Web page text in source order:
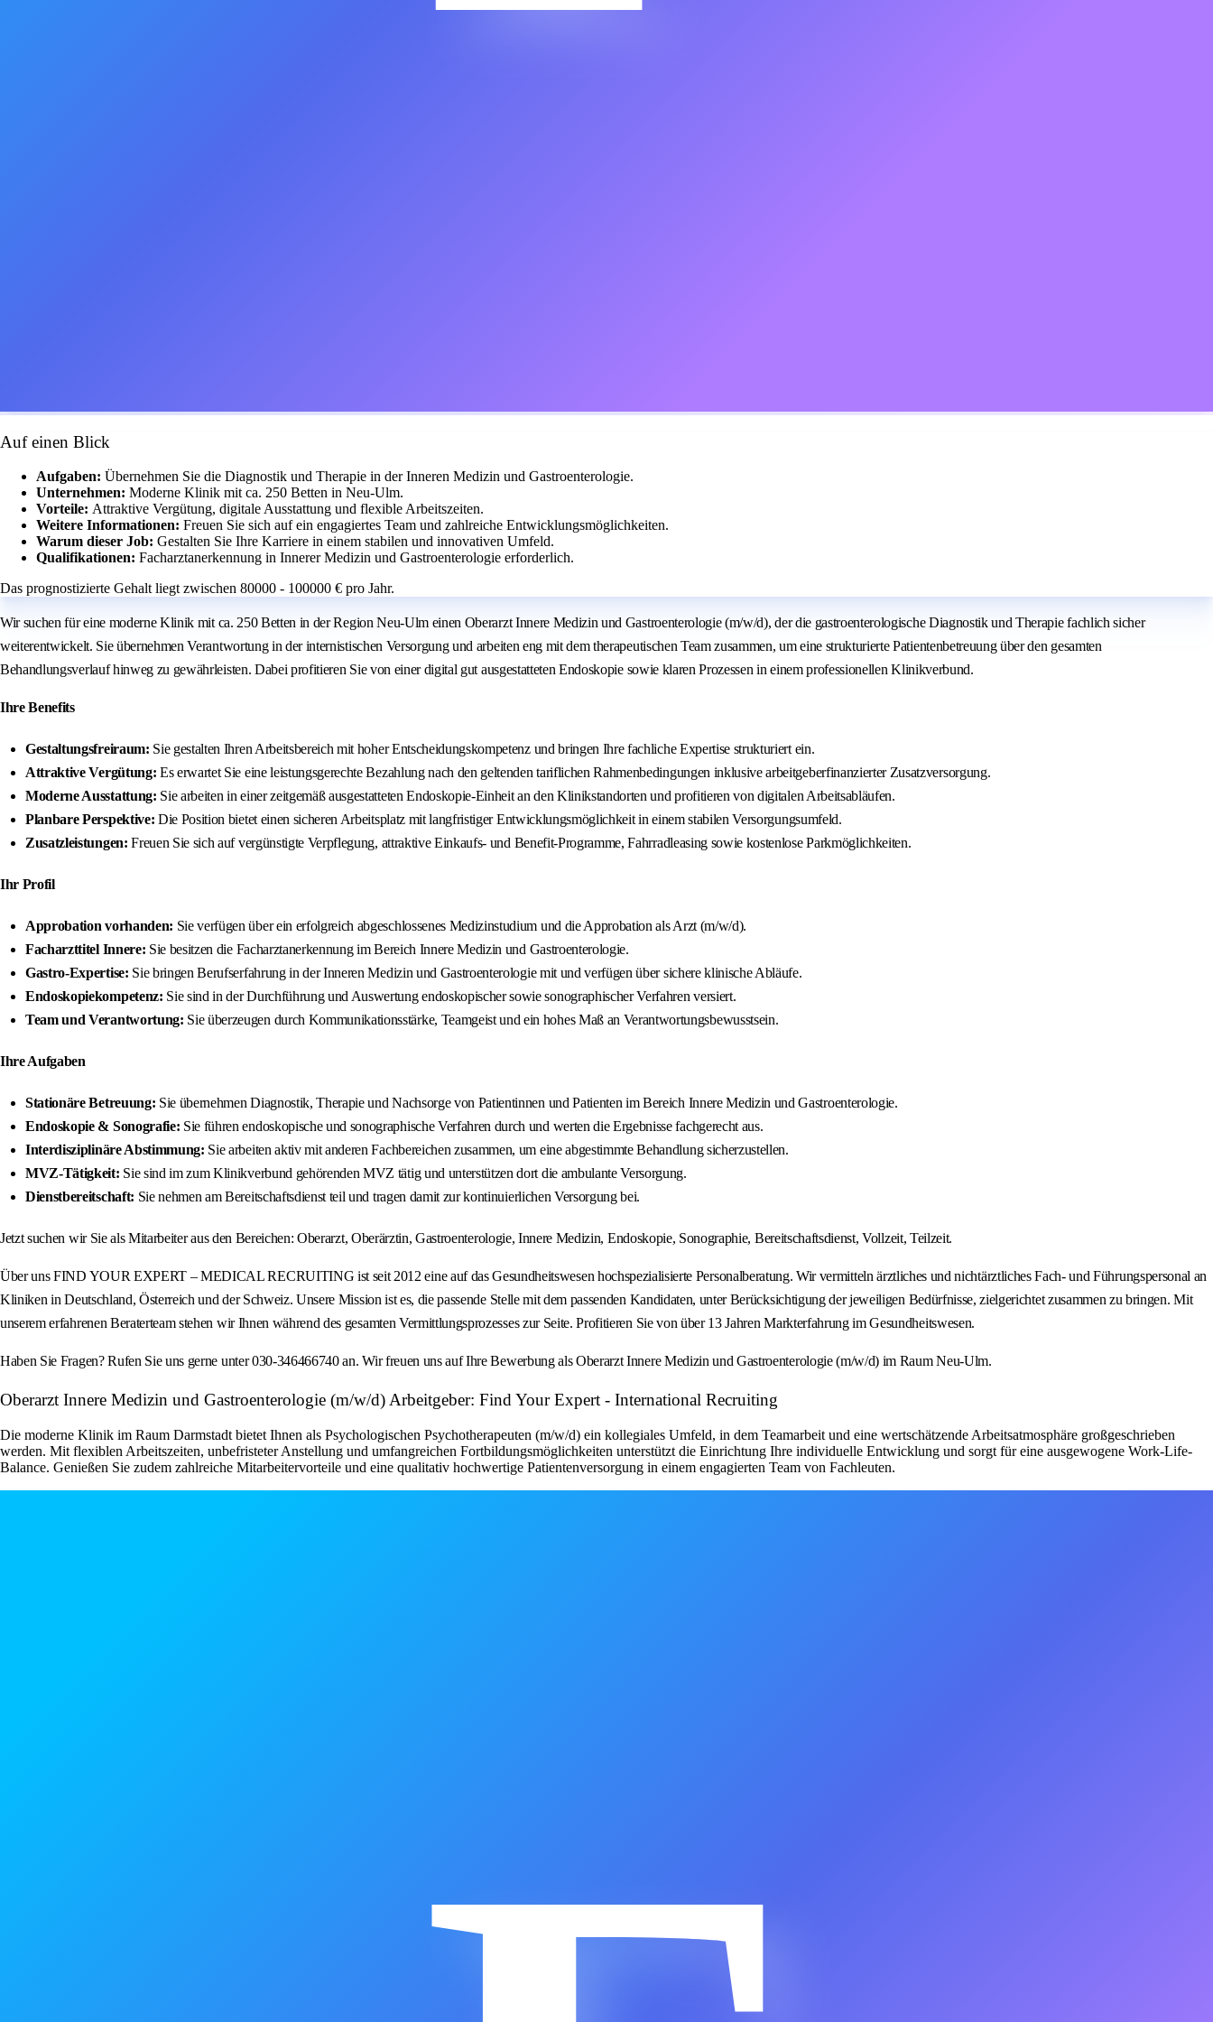
Auf einen Blick
Aufgaben: Übernehmen Sie die Diagnostik und Therapie in der Inneren Medizin und Gastroenterologie.
Unternehmen: Moderne Klinik mit ca. 250 Betten in Neu-Ulm.
Vorteile: Attraktive Vergütung, digitale Ausstattung und flexible Arbeitszeiten.
Weitere Informationen: Freuen Sie sich auf ein engagiertes Team und zahlreiche Entwicklungsmöglichkeiten.
Warum dieser Job: Gestalten Sie Ihre Karriere in einem stabilen und innovativen Umfeld.
Qualifikationen: Facharztanerkennung in Innerer Medizin und Gastroenterologie erforderlich.
Das prognostizierte Gehalt liegt zwischen 80000 - 100000 € pro Jahr.
Wir suchen für eine moderne Klinik mit ca. 250 Betten in der Region Neu-Ulm einen Oberarzt Innere Medizin und Gastroenterologie (m/w/d), der die gastroenterologische Diagnostik und Therapie fachlich sicher
weiterentwickelt. Sie übernehmen Verantwortung in der internistischen Versorgung und arbeiten eng mit dem therapeutischen Team zusammen, um eine strukturierte Patientenbetreuung über den gesamten
Behandlungsverlauf hinweg zu gewährleisten. Dabei profitieren Sie von einer digital gut ausgestatteten Endoskopie sowie klaren Prozessen in einem professionellen Klinikverbund.
Ihre Benefits
Gestaltungsfreiraum: Sie gestalten Ihren Arbeitsbereich mit hoher Entscheidungskompetenz und bringen Ihre fachliche Expertise strukturiert ein.
Attraktive Vergütung: Es erwartet Sie eine leistungsgerechte Bezahlung nach den geltenden tariflichen Rahmenbedingungen inklusive arbeitgeberfinanzierter Zusatzversorgung.
Moderne Ausstattung: Sie arbeiten in einer zeitgemäß ausgestatteten Endoskopie-Einheit an den Klinikstandorten und profitieren von digitalen Arbeitsabläufen.
Planbare Perspektive: Die Position bietet einen sicheren Arbeitsplatz mit langfristiger Entwicklungsmöglichkeit in einem stabilen Versorgungsumfeld.
Zusatzleistungen: Freuen Sie sich auf vergünstigte Verpflegung, attraktive Einkaufs- und Benefit-Programme, Fahrradleasing sowie kostenlose Parkmöglichkeiten.
Ihr Profil
Approbation vorhanden: Sie verfügen über ein erfolgreich abgeschlossenes Medizinstudium und die Approbation als Arzt (m/w/d).
Facharzttitel Innere: Sie besitzen die Facharztanerkennung im Bereich Innere Medizin und Gastroenterologie.
Gastro-Expertise: Sie bringen Berufserfahrung in der Inneren Medizin und Gastroenterologie mit und verfügen über sichere klinische Abläufe.
Endoskopiekompetenz: Sie sind in der Durchführung und Auswertung endoskopischer sowie sonographischer Verfahren versiert.
Team und Verantwortung: Sie überzeugen durch Kommunikationsstärke, Teamgeist und ein hohes Maß an Verantwortungsbewusstsein.
Ihre Aufgaben
Stationäre Betreuung: Sie übernehmen Diagnostik, Therapie und Nachsorge von Patientinnen und Patienten im Bereich Innere Medizin und Gastroenterologie.
Endoskopie & Sonografie: Sie führen endoskopische und sonographische Verfahren durch und werten die Ergebnisse fachgerecht aus.
Interdisziplinäre Abstimmung: Sie arbeiten aktiv mit anderen Fachbereichen zusammen, um eine abgestimmte Behandlung sicherzustellen.
MVZ-Tätigkeit: Sie sind im zum Klinikverbund gehörenden MVZ tätig und unterstützen dort die ambulante Versorgung.
Dienstbereitschaft: Sie nehmen am Bereitschaftsdienst teil und tragen damit zur kontinuierlichen Versorgung bei.
Jetzt suchen wir Sie als Mitarbeiter aus den Bereichen: Oberarzt, Oberärztin, Gastroenterologie, Innere Medizin, Endoskopie, Sonographie, Bereitschaftsdienst, Vollzeit, Teilzeit.
Über uns FIND YOUR EXPERT – MEDICAL RECRUITING ist seit 2012 eine auf das Gesundheitswesen hochspezialisierte Personalberatung. Wir vermitteln ärztliches und nichtärztliches Fach- und Führungspersonal an
Kliniken in Deutschland, Österreich und der Schweiz. Unsere Mission ist es, die passende Stelle mit dem passenden Kandidaten, unter Berücksichtigung der jeweiligen Bedürfnisse, zielgerichtet zusammen zu bringen. Mit
unserem erfahrenen Beraterteam stehen wir Ihnen während des gesamten Vermittlungsprozesses zur Seite. Profitieren Sie von über 13 Jahren Markterfahrung im Gesundheitswesen.
Haben Sie Fragen? Rufen Sie uns gerne unter 030-346466740 an. Wir freuen uns auf Ihre Bewerbung als Oberarzt Innere Medizin und Gastroenterologie (m/w/d) im Raum Neu-Ulm.
Oberarzt Innere Medizin und Gastroenterologie (m/w/d) Arbeitgeber: Find Your Expert - International Recruiting
Die moderne Klinik im Raum Darmstadt bietet Ihnen als Psychologischen Psychotherapeuten (m/w/d) ein kollegiales Umfeld, in dem Teamarbeit und eine wertschätzende Arbeitsatmosphäre großgeschrieben
werden. Mit flexiblen Arbeitszeiten, unbefristeter Anstellung und umfangreichen Fortbildungsmöglichkeiten unterstützt die Einrichtung Ihre individuelle Entwicklung und sorgt für eine ausgewogene Work-Life-
Balance. Genießen Sie zudem zahlreiche Mitarbeitervorteile und eine qualitativ hochwertige Patientenversorgung in einem engagierten Team von Fachleuten.